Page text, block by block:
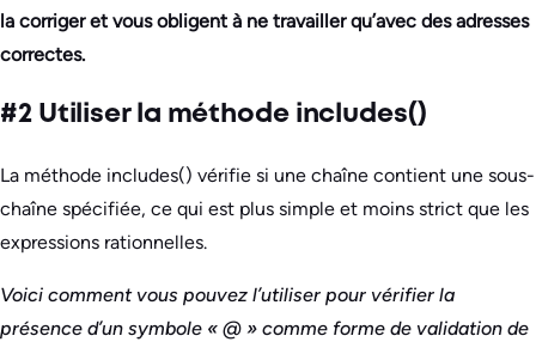
la corriger et vous obligent à ne travailler qu’avec des adresses
correctes.
#2 Utiliser la méthode includes()
La méthode includes() vérifie si une chaîne contient une sous-
chaîne spécifiée, ce qui est plus simple et moins strict que les
expressions rationnelles.
Voici comment vous pouvez l’utiliser pour vérifier la
présence d’un symbole « @ » comme forme de validation de